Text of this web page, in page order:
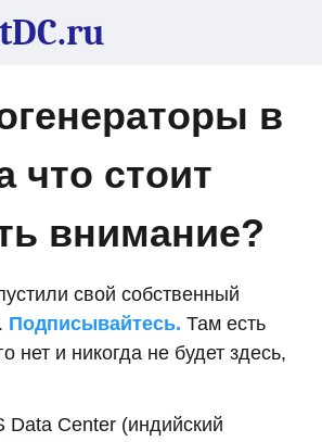
в
что стоит
внимание?
свой собственный
Подписывайтесь. Там есть
нет и никогда не будет здесь,
Data Center (индийский